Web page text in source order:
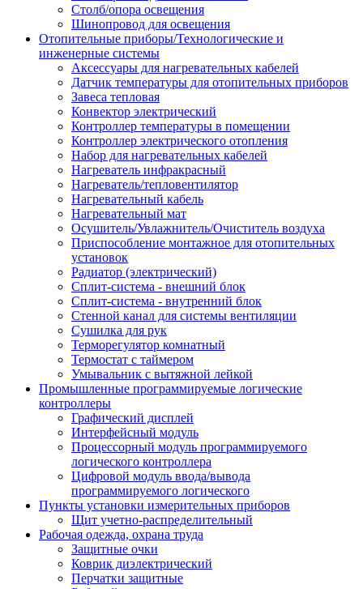
Столб/опора освещения
Шинопровод для освещения
Отопительные приборы/Технологические и
инженерные системы
Аксессуары для нагревательных кабелей
Датчик температуры для отопительных приборов
Завеса тепловая
Конвектор электрический
Контроллер температуры в помещении
Контроллер электрического отопления
Набор для нагревательных кабелей
Нагреватель инфракрасный
Нагреватель/тепловентилятор
Нагревательный кабель
Нагревательный мат
Осушитель/Увлажнитель/Очиститель воздуха
Приспособление монтажное для отопительных
установок
Радиатор (электрический)
Сплит-система - внешний блок
Сплит-система - внутренний блок
Стенной канал для системы вентиляции
Сушилка для рук
Терморегулятор комнатный
Термостат с таймером
Умывальник с вытяжной лейкой
Промышленные программируемые логические
контроллеры
Графический дисплей
Интерфейсный модуль
Процессорный модуль программируемого
логического контроллера
Цифровой модуль ввода/вывода
программируемого логического
Пункты установки измерительных приборов
Щит учетно-распределительный
Рабочая одежда, охрана труда
Защитные очки
Коврик диэлектрический
Перчатки защитные